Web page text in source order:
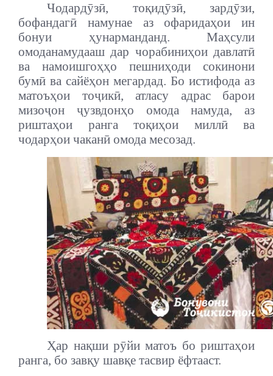
Чодардӯзӣ, тоқидӯзӣ, зардӯзи,
бофандагӣ намунае аз офаридаҳои ин
бонуи ҳунарманданд. Маҳсули
омоданамудааш дар чорабиниҳои давлатӣ
ва намоишгоҳҳо пешниҳоди сокинони
бумӣ ва сайёҳон мегардад. Бо истифода аз
матоъҳои тоҷикӣ, атласу адрас барои
мизоҷон ҷузвдонҳо омода намуда, аз
риштаҳои ранга тоқиҳои миллӣ ва
чодарҳои чаканӣ омода месозад.
Ҳар нақши рӯйи матоъ бо риштаҳои
ранга, бо завқу шавқе тасвир ёфтааст.